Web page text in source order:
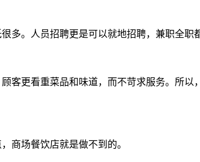
多。人员招聘更是可以就地招聘，兼职全
客更看重菜品和味道，而不苛求服务。所
商场餐饮店就是做不到的。